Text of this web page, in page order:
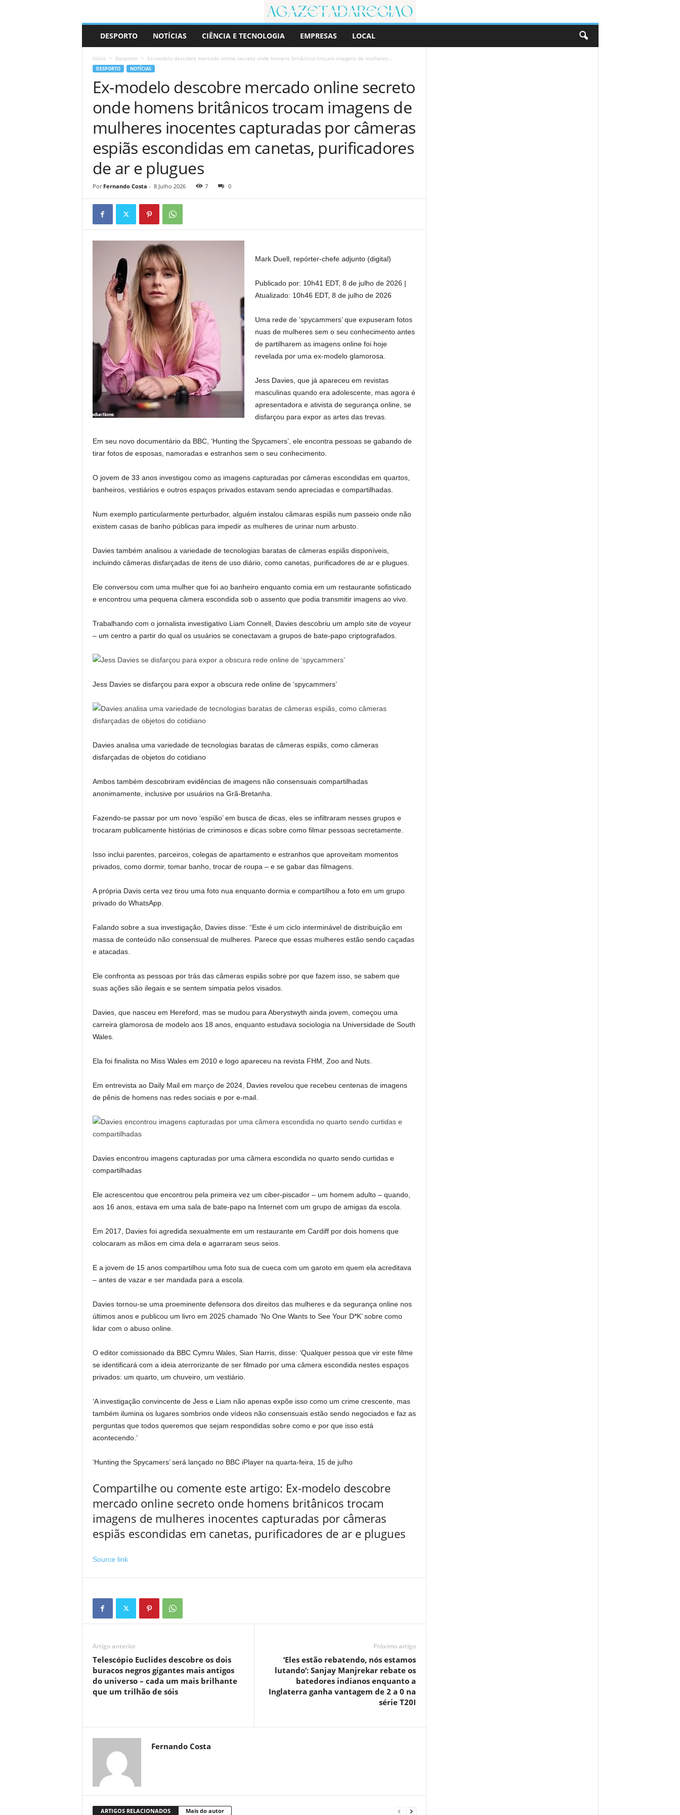
r
DESPORTO NOTÍCIAS CIÊNCIA E TECNOLOGIA EMPRESAS LOCAL
Início Desporto Ex-modelo descobre mercado online secreto onde homens britânicos trocam imagens de mulheres...
DESPORTO NOTÍCIAS
Ex-modelo descobre mercado online secreto
onde homens britânicos trocam imagens de
mulheres inocentes capturadas por câmeras
espiãs escondidas em canetas, purificadores
de ar e plugues
Por Fernando Costa - 8 Julho 2026 7 0
Mark Duell, repórter-chefe adjunto (digital)
Publicado por: 10h41 EDT, 8 de julho de 2026 |
Atualizado: 10h46 EDT, 8 de julho de 2026
Uma rede de ‘spycammers’ que expuseram fotos
nuas de mulheres sem o seu conhecimento antes
de partilharem as imagens online foi hoje
revelada por uma ex-modelo glamorosa.
Jess Davies, que já apareceu em revistas
masculinas quando era adolescente, mas agora é
apresentadora e ativista de segurança online, se
disfarçou para expor as artes das trevas.
Em seu novo documentário da BBC, ‘Hunting the Spycamers’, ele encontra pessoas se gabando de
tirar fotos de esposas, namoradas e estranhos sem o seu conhecimento.
O jovem de 33 anos investigou como as imagens capturadas por câmeras escondidas em quartos,
banheiros, vestiários e outros espaços privados estavam sendo apreciadas e compartilhadas.
Num exemplo particularmente perturbador, alguém instalou câmaras espiãs num passeio onde não
existem casas de banho públicas para impedir as mulheres de urinar num arbusto.
Davies também analisou a variedade de tecnologias baratas de câmeras espiãs disponíveis,
incluindo câmeras disfarçadas de itens de uso diário, como canetas, purificadores de ar e plugues.
Ele conversou com uma mulher que foi ao banheiro enquanto comia em um restaurante sofisticado
e encontrou uma pequena câmera escondida sob o assento que podia transmitir imagens ao vivo.
Trabalhando com o jornalista investigativo Liam Connell, Davies descobriu um amplo site de voyeur
– um centro a partir do qual os usuários se conectavam a grupos de bate-papo criptografados.
Jess Davies se disfarçou para expor a obscura rede online de ‘spycammers’
Davies analisa uma variedade de tecnologias baratas de câmeras espiãs, como câmeras
disfarçadas de objetos do cotidiano
Ambos também descobriram evidências de imagens não consensuais compartilhadas
anonimamente, inclusive por usuários na Grã-Bretanha.
Fazendo-se passar por um novo ‘espião’ em busca de dicas, eles se infiltraram nesses grupos e
trocaram publicamente histórias de criminosos e dicas sobre como filmar pessoas secretamente.
Isso inclui parentes, parceiros, colegas de apartamento e estranhos que aproveitam momentos
privados, como dormir, tomar banho, trocar de roupa – e se gabar das filmagens.
A própria Davis certa vez tirou uma foto nua enquanto dormia e compartilhou a foto em um grupo
privado do WhatsApp.
Falando sobre a sua investigação, Davies disse: “Este é um ciclo interminável de distribuição em
massa de conteúdo não consensual de mulheres. Parece que essas mulheres estão sendo caçadas
e atacadas.
Ele confronta as pessoas por trás das câmeras espiãs sobre por que fazem isso, se sabem que
suas ações são ilegais e se sentem simpatia pelos visados.
Davies, que nasceu em Hereford, mas se mudou para Aberystwyth ainda jovem, começou uma
carreira glamorosa de modelo aos 18 anos, enquanto estudava sociologia na Universidade de South
Wales.
Ela foi finalista no Miss Wales em 2010 e logo apareceu na revista FHM, Zoo and Nuts.
Em entrevista ao Daily Mail em março de 2024, Davies revelou que recebeu centenas de imagens
de pênis de homens nas redes sociais e por e-mail.
Davies encontrou imagens capturadas por uma câmera escondida no quarto sendo curtidas e
compartilhadas
Ele acrescentou que encontrou pela primeira vez um ciber-piscador – um homem adulto – quando,
aos 16 anos, estava em uma sala de bate-papo na Internet com um grupo de amigas da escola.
Em 2017, Davies foi agredida sexualmente em um restaurante em Cardiff por dois homens que
colocaram as mãos em cima dela e agarraram seus seios.
E a jovem de 15 anos compartilhou uma foto sua de cueca com um garoto em quem ela acreditava
– antes de vazar e ser mandada para a escola.
Davies tornou-se uma proeminente defensora dos direitos das mulheres e da segurança online nos
últimos anos e publicou um livro em 2025 chamado ‘No One Wants to See Your D*K’ sobre como
lidar com o abuso online.
O editor comissionado da BBC Cymru Wales, Sian Harris, disse: ‘Qualquer pessoa que vir este filme
se identificará com a ideia aterrorizante de ser filmado por uma câmera escondida nestes espaços
privados: um quarto, um chuveiro, um vestiário.
‘A investigação convincente de Jess e Liam não apenas expõe isso como um crime crescente, mas
também ilumina os lugares sombrios onde vídeos não consensuais estão sendo negociados e faz as
perguntas que todos queremos que sejam respondidas sobre como e por que isso está
acontecendo.’
‘Hunting the Spycamers’ será lançado no BBC iPlayer na quarta-feira, 15 de julho
Compartilhe ou comente este artigo: Ex-modelo descobre
mercado online secreto onde homens britânicos trocam
imagens de mulheres inocentes capturadas por câmeras
espiãs escondidas em canetas, purificadores de ar e plugues
Source link
Artigo anterior
Telescópio Euclides descobre os dois
buracos negros gigantes mais antigos
do universo – cada um mais brilhante
que um trilhão de sóis
Próximo artigo
‘Eles estão rebatendo, nós estamos
lutando’: Sanjay Manjrekar rebate os
batedores indianos enquanto a
Inglaterra ganha vantagem de 2 a 0 na
série T20I
Fernando Costa
ARTIGOS RELACIONADOS Mais do autor